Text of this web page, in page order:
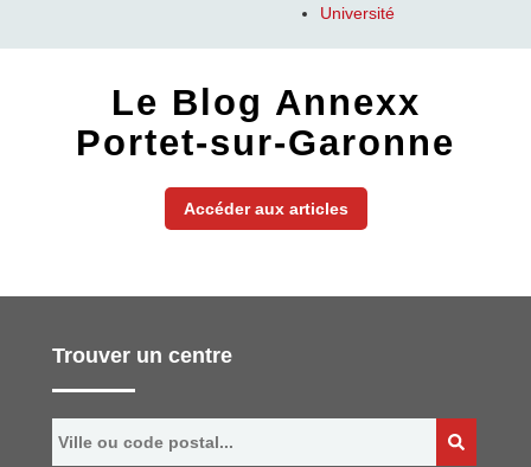
Université
Le Blog Annexx
Portet-sur-Garonne
Accéder aux articles
Trouver un centre